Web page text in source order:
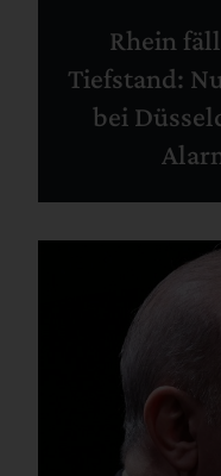
Rhein
Tiefstand:
bei